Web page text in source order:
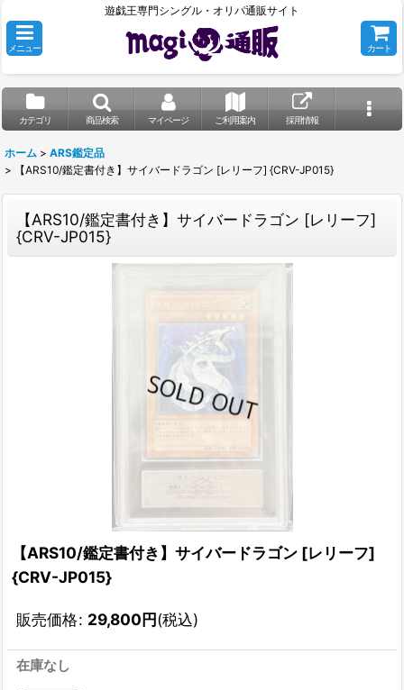
遊戯王専門シングル・オリパ通販サイト
メニュー カート
カテゴリ 商品検索 マイページ ご利用案内 採用情報
ホーム > ARS鑑定品
>
【ARS10/鑑定書付き】サイバードラゴン [レリーフ] {CRV-JP015}
【ARS10/鑑定書付き】サイバードラゴン [レリーフ]
{CRV-JP015}
【ARS10/鑑定書付き】サイバードラゴン [レリーフ]
{CRV-JP015}
販売価格: 29,800円(税込)
在庫なし